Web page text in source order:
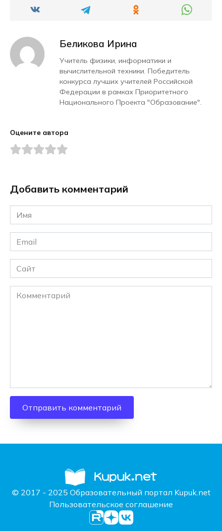
Беликова Ирина
Учитель физики, информатики и
вычислительной техники. Победитель
конкурса лучших учителей Российской
Федерации в рамках Приоритетного
Национального Проекта "Образование".
Оцените автора
Добавить комментарий
Имя
*
Email
*
Сайт
Комментарий
© 2017 - 2025 Образовательный портал Kupuk.net
Пользовательское соглашение